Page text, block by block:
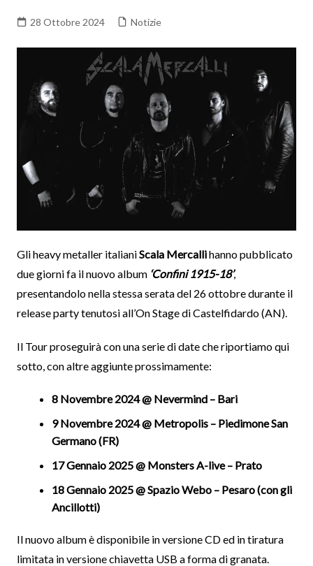
28 Ottobre 2024 Notizie
Gli heavy metaller italianiScala Mercallihanno pubblicato
due giorni fa il nuovo album ‘Confini 1915-18’,
presentandolo nella stessa serata del 26 ottobre durante il
release party tenutosi all’On Stage di Castelfidardo (AN).
Il Tour proseguirà con una serie di date che riportiamo qui
sotto, con altre aggiunte prossimamente:
8 Novembre 2024 @ Nevermind – Bari
9 Novembre 2024 @ Metropolis – Piedimone San
Germano (FR)
17 Gennaio 2025 @ Monsters A-live – Prato
18 Gennaio 2025 @ Spazio Webo – Pesaro (con gli
Ancillotti)
Il nuovo album è disponibile in versione CD ed in tiratura
limitata in versione chiavetta USB a forma di granata.